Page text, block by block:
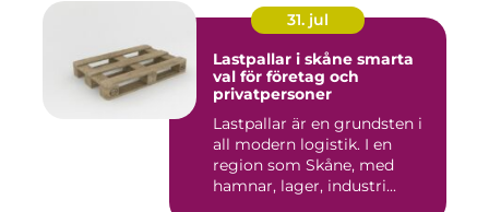
31. jul
Lastpallar i skåne smarta
val för företag och
privatpersoner
Lastpallar är en grundsten i
all modern logistik. I en
region som Skåne, med
hamnar, lager, industri...